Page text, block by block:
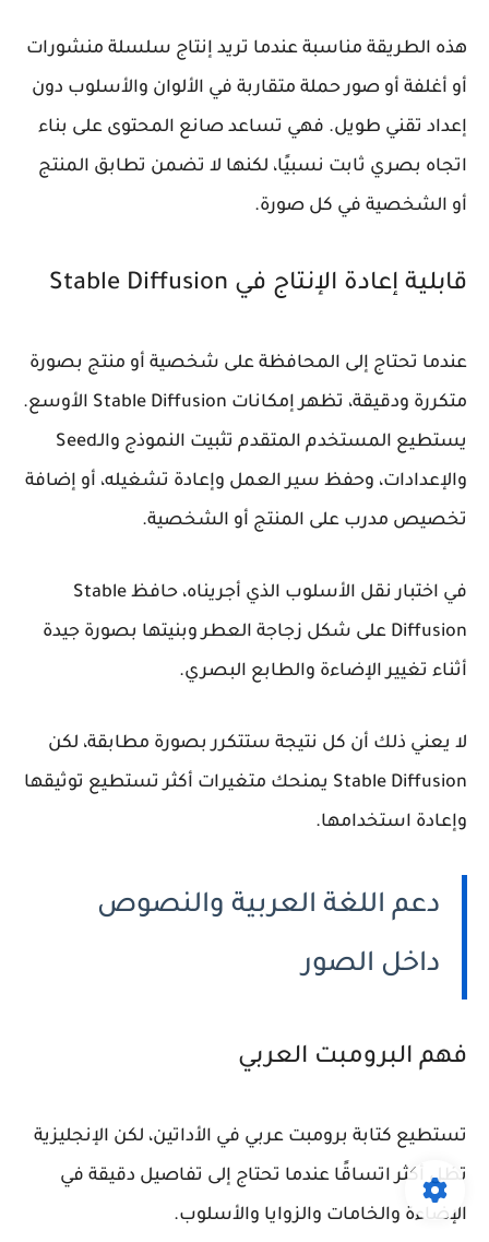
هذه الطريقة مناسبة عندما تريد إنتاج سلسلة منشورات
أو أغلفة أو صور حملة متقاربة في الألوان والأسلوب دون
إعداد تقني طويل. فهي تساعد صانع المحتوى على بناء
اتجاه بصري ثابت نسبيًا، لكنها لا تضمن تطابق المنتج
أو الشخصية في كل صورة.
قابلية إعادة الإنتاج في Stable Diffusion
عندما تحتاج إلى المحافظة على شخصية أو منتج بصورة
متكررة ودقيقة، تظهر إمكانات Stable Diffusion الأوسع.
يستطيع المستخدم المتقدم تثبيت النموذج والـSeed
والإعدادات، وحفظ سير العمل وإعادة تشغيله، أو إضافة
تخصيص مدرب على المنتج أو الشخصية.
في اختبار نقل الأسلوب الذي أجريناه، حافظ Stable
Diffusion على شكل زجاجة العطر وبنيتها بصورة جيدة
أثناء تغيير الإضاءة والطابع البصري.
لا يعني ذلك أن كل نتيجة ستتكرر بصورة مطابقة، لكن
Stable Diffusion يمنحك متغيرات أكثر تستطيع توثيقها
وإعادة استخدامها.
دعم اللغة العربية والنصوص
داخل الصور
فهم البرومبت العربي
تستطيع كتابة برومبت عربي في الأداتين، لكن الإنجليزية
تظل أكثر اتساقًا عندما تحتاج إلى تفاصيل دقيقة في
الإضاءة والخامات والزوايا والأسلوب.